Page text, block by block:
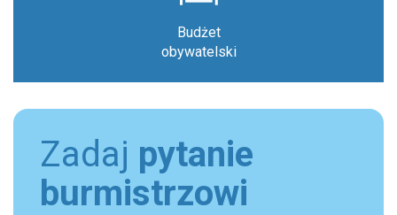
Budżet
obywatelski
Zadaj pytanie
burmistrzowi